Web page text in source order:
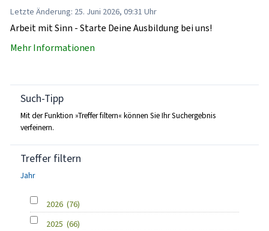
Letzte Änderung: 25. Juni 2026, 09:31 Uhr
Arbeit mit Sinn - Starte Deine Ausbildung bei uns!
Mehr Informationen
Such-Tipp
Mit der Funktion »Treffer filtern« können Sie Ihr Suchergebnis
verfeinern.
Treffer filtern
Jahr
2026 (76)
2025 (66)